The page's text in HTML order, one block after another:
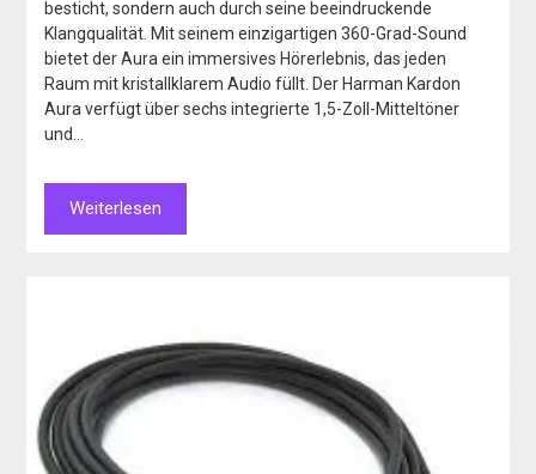
besticht, sondern auch durch seine beeindruckende
Klangqualität. Mit seinem einzigartigen 360-Grad-Sound
bietet der Aura ein immersives Hörerlebnis, das jeden
Raum mit kristallklarem Audio füllt. Der Harman Kardon
Aura verfügt über sechs integrierte 1,5-Zoll-Mitteltöner
und…
Weiterlesen